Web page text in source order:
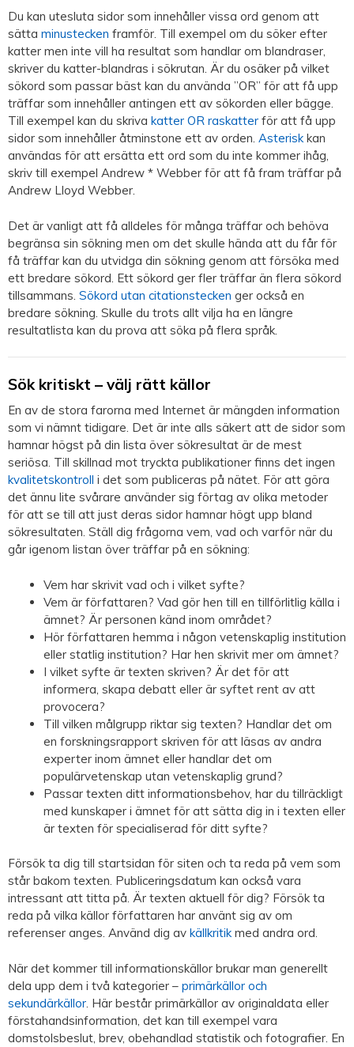
Du kan utesluta sidor som innehåller vissa ord genom att
sätta minustecken framför. Till exempel om du söker efter
katter men inte vill ha resultat som handlar om blandraser,
skriver du katter-blandras i sökrutan. Är du osäker på vilket
sökord som passar bäst kan du använda ”OR” för att få upp
träffar som innehåller antingen ett av sökorden eller bägge.
Till exempel kan du skriva katter OR raskatter för att få upp
sidor som innehåller åtminstone ett av orden. Asteriskkan
användas för att ersätta ett ord som du inte kommer ihåg,
skriv till exempel Andrew * Webber för att få fram träffar på
Andrew Lloyd Webber.
Det är vanligt att få alldeles för många träffar och behöva
begränsa sin sökning men om det skulle hända att du får för
få träffar kan du utvidga din sökning genom att försöka med
ett bredare sökord. Ett sökord ger fler träffar än flera sökord
tillsammans. Sökord utan citationstecken ger också en
bredare sökning. Skulle du trots allt vilja ha en längre
resultatlista kan du prova att söka på flera språk.
Sök kritiskt – välj rätt källor
En av de stora farorna med Internet är mängden information
som vi nämnt tidigare. Det är inte alls säkert att de sidor som
hamnar högst på din lista över sökresultat är de mest
seriösa. Till skillnad mot tryckta publikationer finns det ingen
kvalitetskontroll i det som publiceras på nätet. För att göra
det ännu lite svårare använder sig förtag av olika metoder
för att se till att just deras sidor hamnar högt upp bland
sökresultaten. Ställ dig frågorna vem, vad och varför när du
går igenom listan över träffar på en sökning:
Vem har skrivit vad och i vilket syfte?
Vem är författaren? Vad gör hen till en tillförlitlig källa i
ämnet? Är personen känd inom området?
Hör författaren hemma i någon vetenskaplig institution
eller statlig institution? Har hen skrivit mer om ämnet?
I vilket syfte är texten skriven? Är det för att
informera, skapa debatt eller är syftet rent av att
provocera?
Till vilken målgrupp riktar sig texten? Handlar det om
en forskningsrapport skriven för att läsas av andra
experter inom ämnet eller handlar det om
populärvetenskap utan vetenskaplig grund?
Passar texten ditt informationsbehov, har du tillräckligt
med kunskaper i ämnet för att sätta dig in i texten eller
är texten för specialiserad för ditt syfte?
Försök ta dig till startsidan för siten och ta reda på vem som
står bakom texten. Publiceringsdatum kan också vara
intressant att titta på. Är texten aktuell för dig? Försök ta
reda på vilka källor författaren har använt sig av om
referenser anges. Använd dig av källkritikmed andra ord.
När det kommer till informationskällor brukar man generellt
dela upp dem i två kategorier – primärkällor och
sekundärkällor . Här består primärkällor av originaldata eller
förstahandsinformation, det kan till exempel vara
domstolsbeslut, brev, obehandlad statistik och fotografier. En